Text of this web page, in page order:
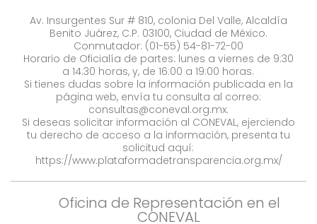
Av. Insurgentes Sur # 810, colonia Del Valle, Alcaldía
Benito Juárez, C.P. 03100, Ciudad de México.
Conmutador: (01-55) 54-81-72-00
Horario de Oficialía de partes: lunes a viernes de 9:30
a 14:30 horas, y, de 16:00 a 19:00 horas.
Si tienes dudas sobre la información publicada en la
página web, envía tu consulta al correo:
consultas@coneval.org.mx.
Si deseas solicitar información al CONEVAL, ejerciendo
tu derecho de acceso a la información, presenta tu
solicitud aquí:
https://www.plataformadetransparencia.org.mx/
Oficina de Representación en el
CONEVAL